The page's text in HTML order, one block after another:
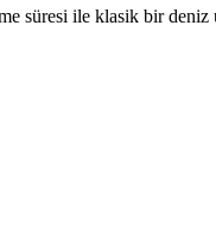
süresi ile klasik bir